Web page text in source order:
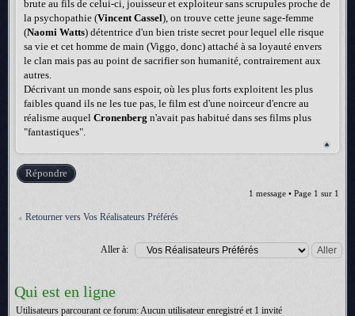
brute au fils de celui-ci, jouisseur et exploiteur sans scrupules proche de
la psychopathie (Vincent Cassel), on trouve cette jeune sage-femme
(Naomi Watts) détentrice d'un bien triste secret pour lequel elle risque
sa vie et cet homme de main (Viggo, donc) attaché à sa loyauté envers
le clan mais pas au point de sacrifier son humanité, contrairement aux
autres.
Décrivant un monde sans espoir, où les plus forts exploitent les plus
faibles quand ils ne les tue pas, le film est d'une noirceur d'encre au
réalisme auquel Cronenberg n'avait pas habitué dans ses films plus
"fantastiques".
Répondre
1 message • Page 1 sur 1
Retourner vers Vos Réalisateurs Préférés
Aller à:
Qui est en ligne
Utilisateurs parcourant ce forum: Aucun utilisateur enregistré et 1 invité